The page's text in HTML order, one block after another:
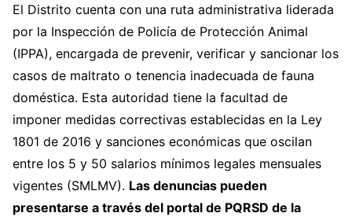
El Distrito cuenta con una ruta administrativa liderada
por la Inspección de Policía de Protección Animal
(IPPA), encargada de prevenir, verificar y sancionar los
casos de maltrato o tenencia inadecuada de fauna
doméstica. Esta autoridad tiene la facultad de
imponer medidas correctivas establecidas en la Ley
1801 de 2016 y sanciones económicas que oscilan
entre los 5 y 50 salarios mínimos legales mensuales
vigentes (SMLMV). Las denuncias pueden
presentarse a través del portal de PQRSD de la